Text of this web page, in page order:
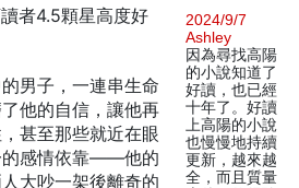
者4.5顆星高度好
男子，一連串生命
他的自信，讓他再
甚至那些就近在眼
的感情依靠——他的
大吵一架後離奇的
2024/9/7
Ashley
因為尋找高陽
的小說知道了
好讀，也已經
十年了。好讀
上高陽的小說
也慢慢地持續
更新，越來越
全，而且質量